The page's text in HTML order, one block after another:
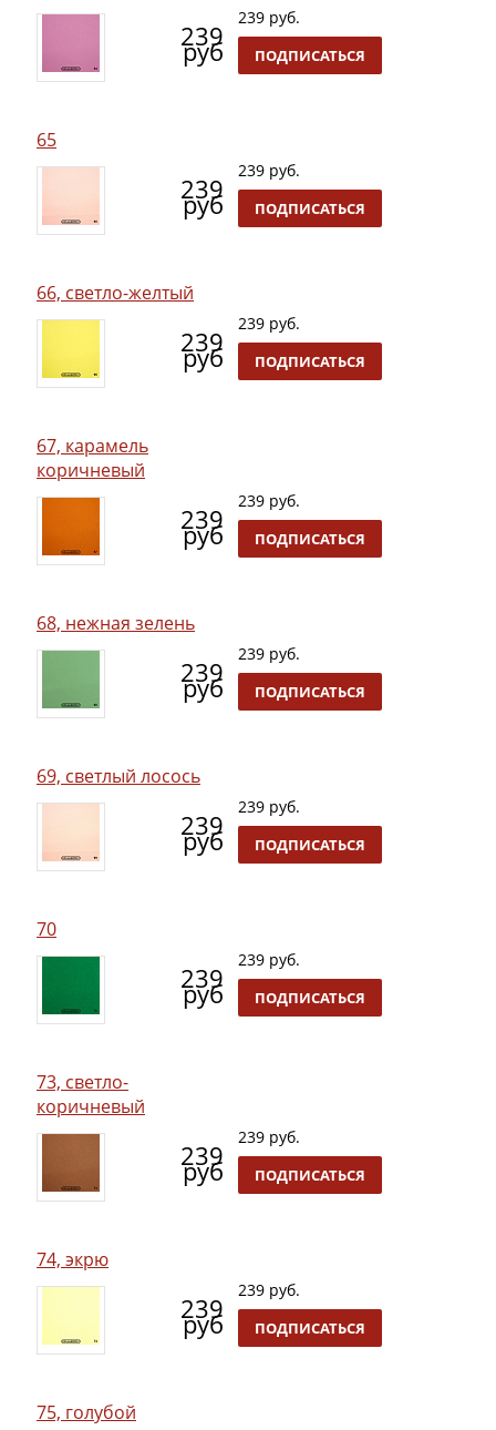
239
руб
239 руб.
ПОДПИСАТЬСЯ
65
239
руб
239 руб.
ПОДПИСАТЬСЯ
66, светло-желтый
239
руб
239 руб.
ПОДПИСАТЬСЯ
67, карамель
коричневый
239
руб
239 руб.
ПОДПИСАТЬСЯ
68, нежная зелень
239
руб
239 руб.
ПОДПИСАТЬСЯ
69, светлый лосось
239
руб
239 руб.
ПОДПИСАТЬСЯ
70
239
руб
239 руб.
ПОДПИСАТЬСЯ
73, светло-
коричневый
239
руб
239 руб.
ПОДПИСАТЬСЯ
74, экрю
239
руб
239 руб.
ПОДПИСАТЬСЯ
75, голубой